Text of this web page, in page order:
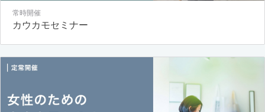
常時開催
カウカモセミナー